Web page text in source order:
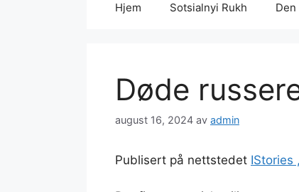
Hjem Sotsialnyi Rukh
Døde
august 16, 2024 av admin
Publisert på nettstedet IStories